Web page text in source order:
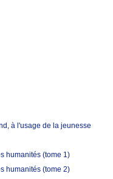
à l'usage de la jeunesse
humanités (tome 1)
humanités (tome 2)